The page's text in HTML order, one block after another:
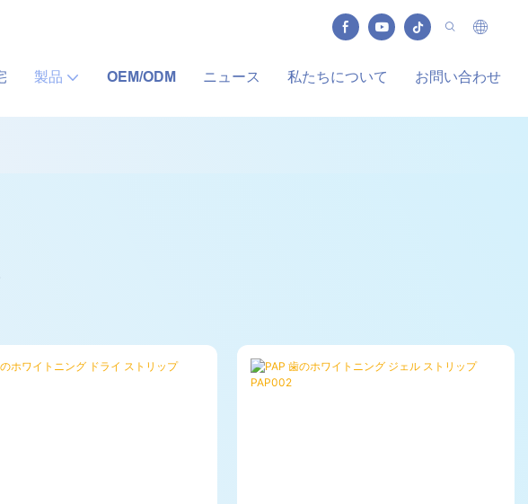
製品 OEM/ODM ニュース 私たちについて お問い合わせ